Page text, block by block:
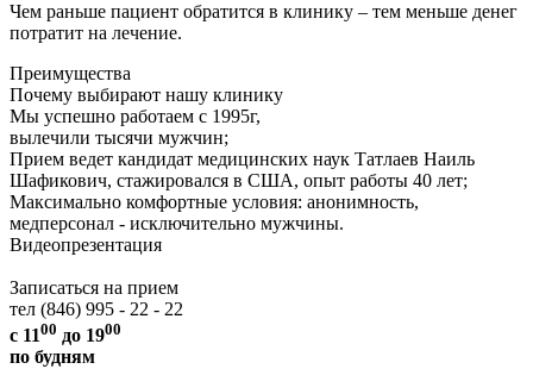
Чем раньше пациент обратится в клинику – тем меньше денег
потратит на лечение.
Преимущества
Почему выбирают нашу клинику
Мы успешно работаем с 1995г,
вылечили тысячи мужчин;
Прием ведет кандидат медицинских наук Татлаев Наиль
Шафикович, стажировался в США, опыт работы 40 лет;
Максимально комфортные условия: анонимность,
медперсонал - исключительно мужчины.
Видеопрезентация
Записаться на прием
тел (846) 995 - 22 - 22
с 1100 до 1900
по будням